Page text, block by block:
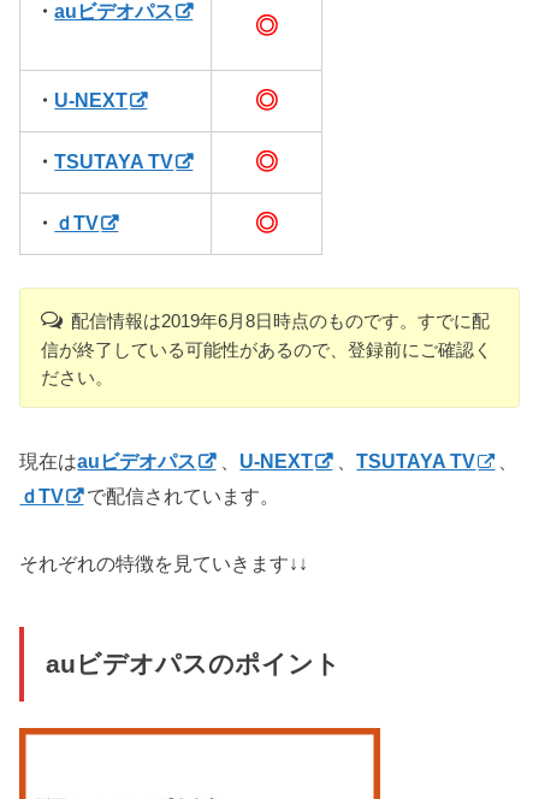
・auビデオパス
◎
・ U-NEXT ◎
・TSUTAYA TV ◎
・ ｄTV ◎
配信情報は2019年6月8日時点のものです。すでに配
信が終了している可能性があるので、登録前にご確認く
ださい。
現在はauビデオパス 、 U-NEXT 、TSUTAYA TV
、
ｄTV
で配信されています。
それぞれの特徴を見ていきます↓↓
auビデオパスのポイント